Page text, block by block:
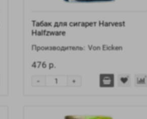
Табак для сигарет Harvest
Halfzware
Производитель: Von Eicken
476 р.
+
-